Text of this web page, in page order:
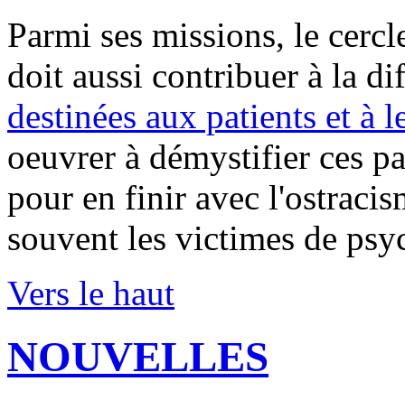
Parmi ses missions, le
doit aussi contribuer à la
destinées aux patients et à
oeuvrer à démystifier ces
pour en finir avec
souvent les victimes de
Vers le haut
NOUVELLES